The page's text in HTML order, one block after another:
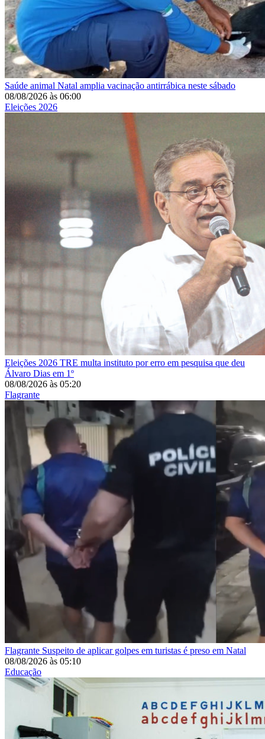
Saúde animal Natal amplia vacinação antirrábica neste sábado
08/08/2026 às 06:00
Eleições 2026
Eleições 2026 TRE multa instituto por erro em pesquisa que deu
Álvaro Dias em 1º
08/08/2026 às 05:20
Flagrante
Flagrante Suspeito de aplicar golpes em turistas é preso em Natal
08/08/2026 às 05:10
Educação